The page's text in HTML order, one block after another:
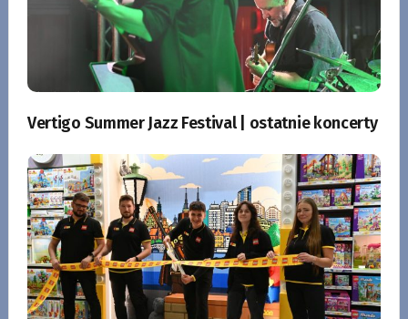
Vertigo Summer Jazz Festival | ostatnie koncerty